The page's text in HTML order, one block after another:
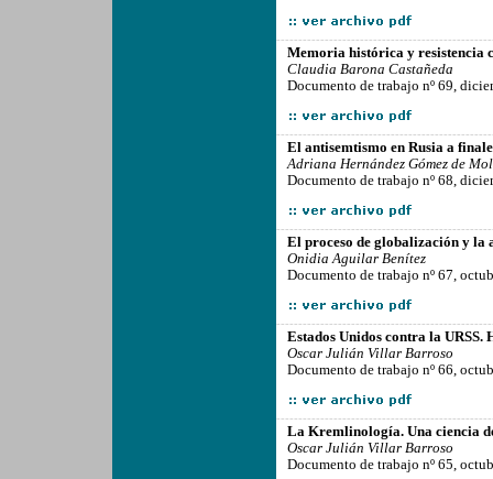
Memoria histórica y resistencia
Claudia Barona Castañeda
Documento de trabajo nº 69,
El antisemtismo en Rusia a
Adriana Hernández Gómez de
Documento de trabajo nº 68,
El proceso de globalización y
Onidia Aguilar Benítez
Documento de trabajo nº 67,
Estados Unidos contra la
Oscar Julián Villar Barroso
Documento de trabajo nº 66,
La Kremlinología. Una ciencia
Oscar Julián Villar Barroso
Documento de trabajo nº 65,